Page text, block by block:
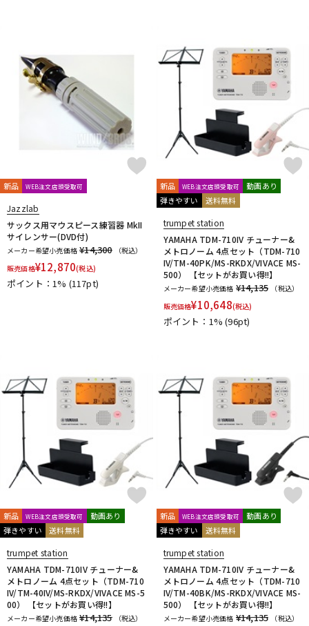
新品 WEB注文店頭受取可
Jazzlab
サックス用マウスピース練習器 MkII
サイレンサー(DVD付)
メーカー希望小売価格 ¥14,300
（税込）
販売価格¥12,870(税込)
ポイント：1% (117pt)
新品 WEB注文店頭受取可
動画あり
弾きやすい
送料無料
trumpet station
YAMAHA TDM-710IV チューナー&
メトロノーム 4点セット（TDM-710
IV/TM-40PK/MS-RKDX/VIVACE MS-
500） 【セットがお買い得!!】
メーカー希望小売価格 ¥14,135
（税込）
販売価格¥10,648(税込)
ポイント：1%(96pt)
新品 WEB注文店頭受取可
動画あり
弾きやすい
送料無料
trumpet station
YAMAHA TDM-710IV チューナー&
メトロノーム 4点セット（TDM-710
IV/TM-40IV/MS-RKDX/VIVACE MS-5
00） 【セットがお買い得!!】
メーカー希望小売価格 ¥14,135
（税込）
新品 WEB注文店頭受取可
動画あり
弾きやすい
送料無料
trumpet station
YAMAHA TDM-710IV チューナー&
メトロノーム 4点セット（TDM-710
IV/TM-40BK/MS-RKDX/VIVACE MS-
500） 【セットがお買い得!!】
メーカー希望小売価格 ¥14,135
（税込）